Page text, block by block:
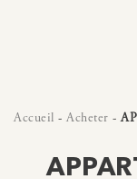
Accueil - Acheter -